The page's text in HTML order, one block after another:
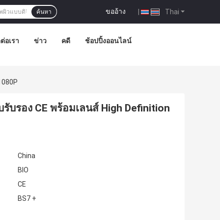
Thai
ขออ้าง |
ค้นหา
อเรา ข่าว คดี ช้อปปิ้งออนไลน์
บรอง CE พร้อมเลนส์ High Definition
China
BIO
CE
BS7 +